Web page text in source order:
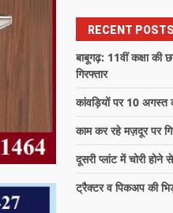
RECENT POSTS
बाबूगढ़: 11वीं कक्षा की
गिरफ्तार
कांवड़ियों पर 10 अगस्त
काम कर रहे मज़दूर पर
दूसरी प्लांट में चोरी
ट्रैक्टर व पिकअप की